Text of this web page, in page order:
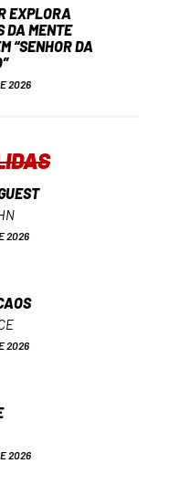
EXPLORA
DA MENTE
“SENHOR DA
2026
2026
2026
2026